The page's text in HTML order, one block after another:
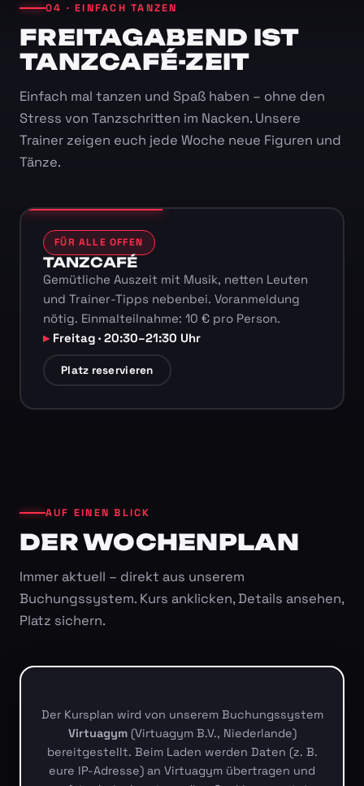
04 · EINFACH TANZEN
FREITAGABEND IST
TANZCAFÉ-ZEIT
Einfach mal tanzen und Spaß haben – ohne den
Stress von Tanzschritten im Nacken. Unsere
Trainer zeigen euch jede Woche neue Figuren und
Tänze.
FÜR ALLE OFFEN
TANZCAFÉ
Gemütliche Auszeit mit Musik, netten Leuten
und Trainer-Tipps nebenbei. Voranmeldung
nötig. Einmalteilnahme: 10 € pro Person.
Freitag · 20:30–21:30 Uhr
Platz reservieren
AUF EINEN BLICK
DER WOCHENPLAN
Immer aktuell – direkt aus unserem
Buchungssystem. Kurs anklicken, Details ansehen,
Platz sichern.
Der Kursplan wird von unserem Buchungssystem
Virtuagym(Virtuagym B.V., Niederlande)
bereitgestellt. Beim Laden werden Daten (z. B.
eure IP-Adresse) an Virtuagym übertragen und